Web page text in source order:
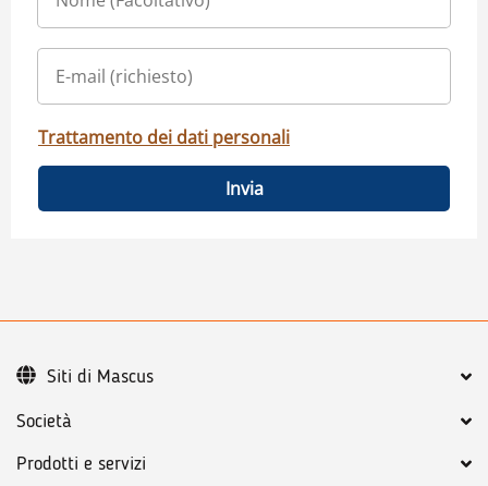
Trattamento dei dati personali
Invia
Società
Prodotti e servizi
Siti di Mascus